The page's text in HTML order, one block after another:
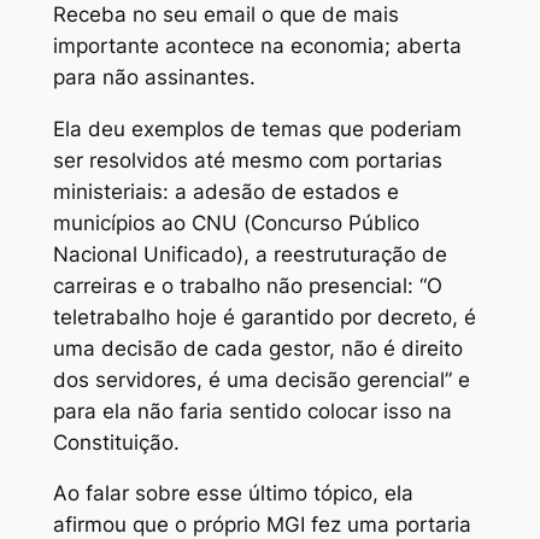
Receba no seu email o que de mais
importante acontece na economia; aberta
para não assinantes.
Ela deu exemplos de temas que poderiam
ser resolvidos até mesmo com portarias
ministeriais: a adesão de estados e
municípios ao CNU (Concurso Público
Nacional Unificado), a reestruturação de
carreiras e o trabalho não presencial: “O
teletrabalho hoje é garantido por decreto, é
uma decisão de cada gestor, não é direito
dos servidores, é uma decisão gerencial” e
para ela não faria sentido colocar isso na
Constituição.
Ao falar sobre esse último tópico, ela
afirmou que o próprio MGI fez uma portaria